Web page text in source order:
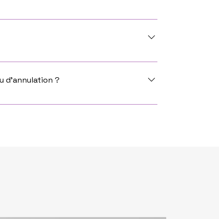
alors en cas de force majeure.
d’annulation ?
commercial, 30% sera demandé pour